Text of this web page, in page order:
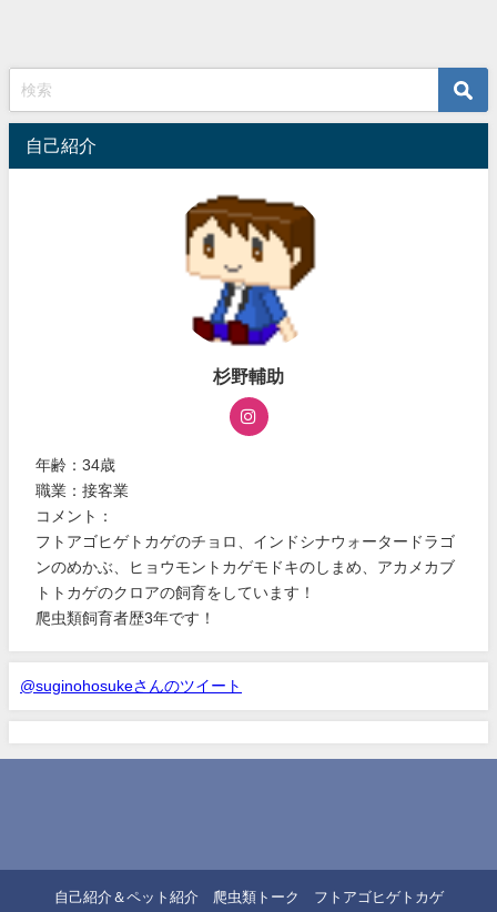
自己紹介
杉野輔助
年齢：34歳
職業：接客業
コメント：
フトアゴヒゲトカゲのチョロ、インドシナウォータードラゴ
ンのめかぶ、ヒョウモントカゲモドキのしまめ、アカメカブ
トトカゲのクロアの飼育をしています！
爬虫類飼育者歴3年です！
@suginohosukeさんのツイート
自己紹介＆ペット紹介 爬虫類トーク
フトアゴヒゲトカゲ